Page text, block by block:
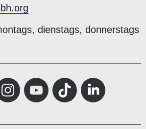
dienstags, donnerstags